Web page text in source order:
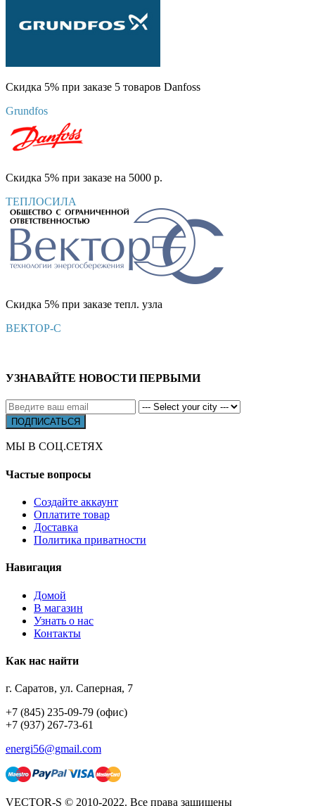
Скидка 5% при заказе 5 товаров Danfoss
Grundfos
Скидка 5% при заказе на 5000 р.
ТЕПЛОСИЛА
Скидка 5% при заказе тепл. узла
ВЕКТОР-С
УЗНАВАЙТЕ НОВОСТИ ПЕРВЫМИ
МЫ В СОЦ.СЕТЯХ
Частые вопросы
Создайте аккаунт
Оплатите товар
Доставка
Политика приватности
Навигация
Домой
В магазин
Узнать о нас
Контакты
Как нас найти
г. Саратов, ул. Саперная, 7
+7 (845) 235-09-79 (офис)
+7 (937) 267-73-61
energi56@gmail.com
VECTOR-S © 2010-2022. Все права защищены